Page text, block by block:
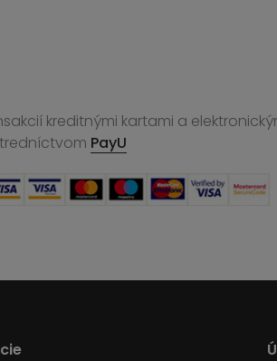
kreditnými kartami a
PayU